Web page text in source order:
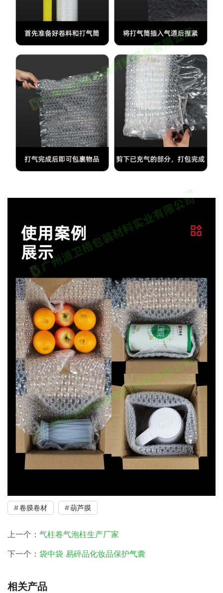
卷膜卷材 葫芦膜
上一个： 气柱卷气泡柱生产厂家
下一个： 袋中袋 易碎品化妆品保护气囊
相关产品